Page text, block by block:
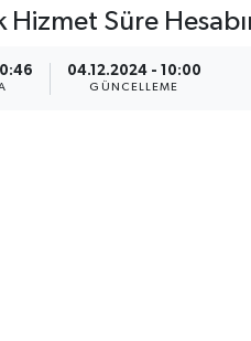
Hizmet Süre
04.12.2024 - 10:00
GÜNCELLEME